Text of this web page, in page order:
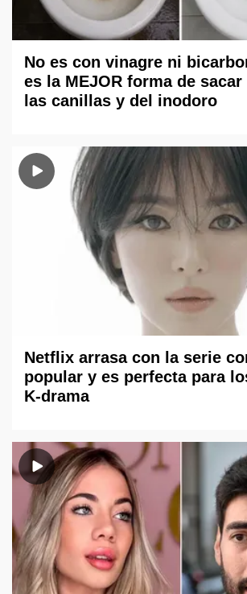
No es con vinagre ni
es la MEJOR forma de
las canillas y del inodoro
Netflix arrasa con la serie
popular y es perfecta para
K-drama